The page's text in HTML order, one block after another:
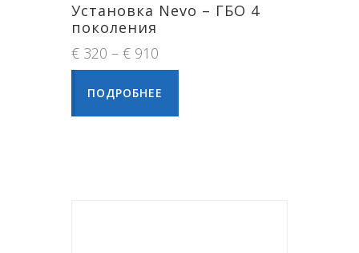
Установка Nevo – ГБО 4
поколения
€ 320 – € 910
ПОДРОБНЕЕ